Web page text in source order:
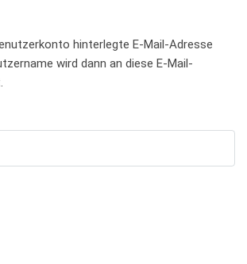
hinterlegte E-Mail-Adresse
wird dann an diese E-Mail-